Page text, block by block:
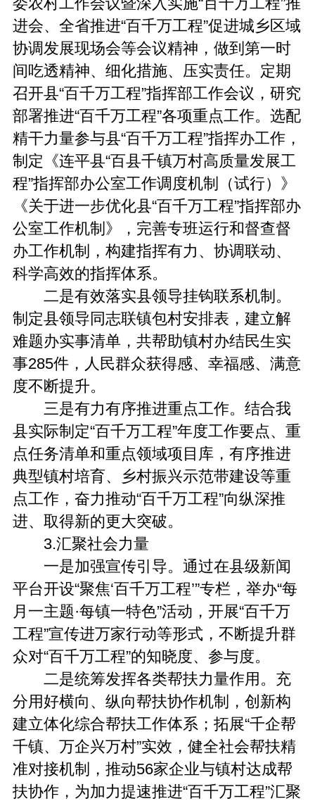
委农村工作会议暨深入实施“百千万工程”推
进会、全省推进“百千万工程”促进城乡区域
协调发展现场会等会议精神，做到第一时
间吃透精神、细化措施、压实责任。定期
召开县“百千万工程”指挥部工作会议，研究
部署推进“百千万工程”各项重点工作。选配
精干力量参与县“百千万工程”指挥办工作，
制定《连平县“百县千镇万村高质量发展工
程”指挥部办公室工作调度机制（试行）》
《关于进一步优化县“百千万工程”指挥部办
公室工作机制》，完善专班运行和督查督
办工作机制，构建指挥有力、协调联动、
科学高效的指挥体系。
二是有效落实县领导挂钩联系机制。
制定县领导同志联镇包村安排表，建立解
难题办实事清单，共帮助镇村办结民生实
事285件，人民群众获得感、幸福感、满意
度不断提升。
三是有力有序推进重点工作。结合我
县实际制定“百千万工程”年度工作要点、重
点任务清单和重点领域项目库，有序推进
典型镇村培育、乡村振兴示范带建设等重
点工作，奋力推动“百千万工程”向纵深推
进、取得新的更大突破。
3.汇聚社会力量
一是加强宣传引导。通过在县级新闻
平台开设“聚焦‘百千万工程’”专栏，举办“每
月一主题·每镇一特色”活动，开展“百千万
工程”宣传进万家行动等形式，不断提升群
众对“百千万工程”的知晓度、参与度。
二是统筹发挥各类帮扶力量作用。充
分用好横向、纵向帮扶协作机制，创新构
建立体化综合帮扶工作体系；拓展“千企帮
千镇、万企兴万村”实效，健全社会帮扶精
准对接机制，推动56家企业与镇村达成帮
扶协作，为加力提速推进“百千万工程”汇聚